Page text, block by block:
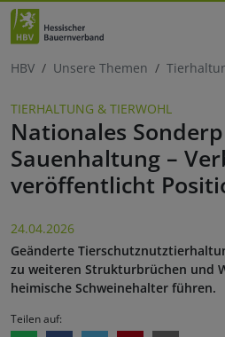
HBV Unsere Themen
TIERHALTUNG & TIERWOHL
Nationales
Sauenhaltung –
veröffentlicht
24.04.2026
Geänderte
zu weiteren Strukturbrüchen und
heimische Schweinehalter führen.
Teilen auf: